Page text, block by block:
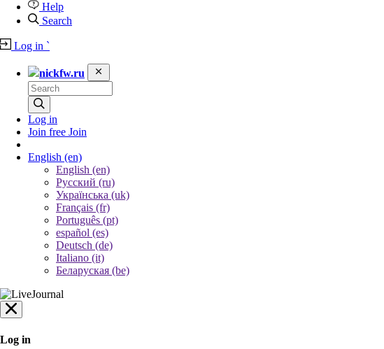
Help
Search
Log in `
nickfw.ru
Log in
Join free Join
English (en)
English (en)
Русский (ru)
Українська (uk)
Français (fr)
Português (pt)
español (es)
Deutsch (de)
Italiano (it)
Беларуская (be)
Log in